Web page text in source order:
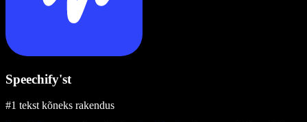
Speechify'st
#1 tekst kõneks rakendus